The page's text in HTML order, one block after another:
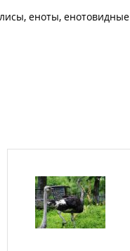
еноты, енотовидные
без
в любое время
могут получить
полноценной частью